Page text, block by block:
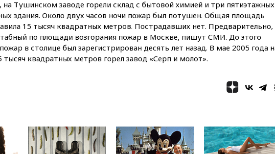
ребенок погиб при падении из
окна 10-го этажа
Bloomberg:
киберкомандование США
расследует серию
самоубийств своих служащих
полеты в аэропорту
16:45
«Яблоко» подаст иск к
депутату Госдумы Алексею
Журавлеву
Тушинском заводе горели склад с бытовой химией и три пятиэтажных
здания. Около двух часов ночи пожар был потушен. Общая площадь
15 тысяч квадратных метров. Пострадавших нет. Предварительно,
по площади возгорания пожар в Москве, пишут СМИ. До этого
в столице был зарегистрирован десять лет назад. В мае 2005 года
тысяч квадратных метров горел завод «Серп и молот».